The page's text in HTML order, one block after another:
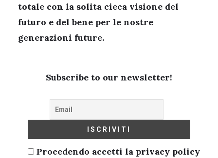
totale con la solita cieca visione del
futuro e del bene per le nostre
generazioni future.
Subscribe to our newsletter!
Procedendo accetti la privacy policy